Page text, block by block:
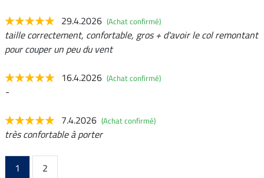
29.4.2026 (Achat confirmé)
taille correctement, confortable, gros + d'avoir le col remontant
pour couper un peu du vent
16.4.2026 (Achat confirmé)
-
7.4.2026 (Achat confirmé)
très confortable à porter
1
2